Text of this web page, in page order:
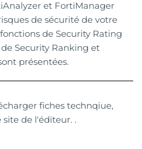
et FortiManager
de sécurité de votre
de Security Rating
Security Ranking et
présentées.
site de l'éditeur. .